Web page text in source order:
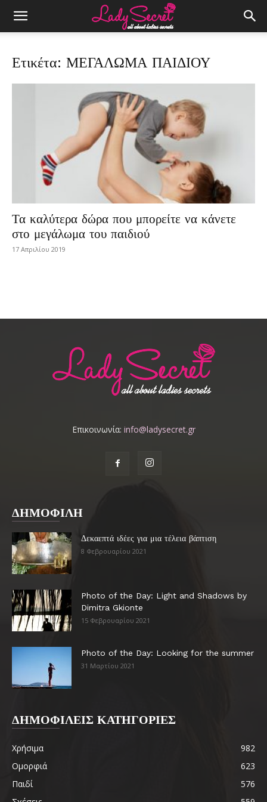
Ετικέτα: ΜΕΓΑΛΩΜΑ ΠΑΙΔΙΟΥ
Τα καλύτερα δώρα που μπορείτε να κάνετε
στο μεγάλωμα του παιδιού
17 Απριλίου 2019
Επικοινωνία: info@ladysecret.gr
ΔΗΜΟΦΙΛΗ
Δεκαεπτά ιδέες για μια τέλεια βάπτιση
8 Φεβρουαρίου 2021
Photo of the Day: Light and Shadows by
Dimitra Gkionte
15 Φεβρουαρίου 2021
Photo of the Day: Looking for the summer
31 Μαρτίου 2021
ΔΗΜΟΦΙΛΕΙΣ ΚΑΤΗΓΟΡΙΕΣ
Χρήσιμα
982
Ομορφιά
623
Παιδί
576